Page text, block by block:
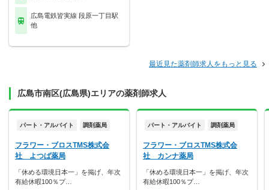
広島電鉄皆実線 段原一丁目駅
他
最近見た薬剤師求人をもっと見る
広島市南区(広島県)エリアの薬剤師求人
パート・アルバイト 調剤薬局
フラワー・ブロスTMS株式会
社 よつば薬局
「休める環境日本一」を掲げ、年次
有給休暇100％プ…
パート・アルバイト 調剤薬局
フラワー・ブロスTMS株式会
社 カンナ薬局
「休める環境日本一」を掲げ、年次
有給休暇100％プ…